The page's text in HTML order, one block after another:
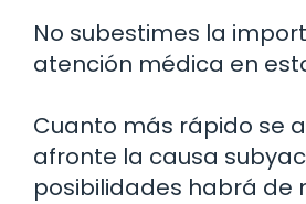
No subestimes la
atención médica en
Cuanto más rápido se
afronte la causa
posibilidades habrá de